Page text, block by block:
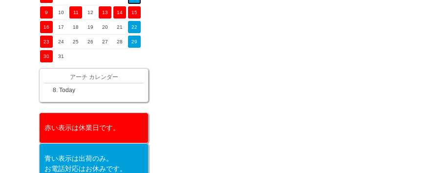
9 10 11 12 13 14 15
16 17 18 19 20 21 22
23 24 25 26 27 28 29
30 31
アーチ カレンダー
Today
赤い表示は休業日です。
青い表示は出荷のみ。
お電話対応はお休みです。